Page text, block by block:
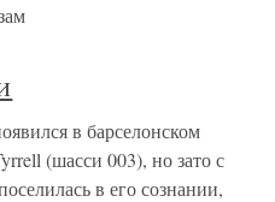
в барселонском
(шасси 003), но зато с
в его сознании,